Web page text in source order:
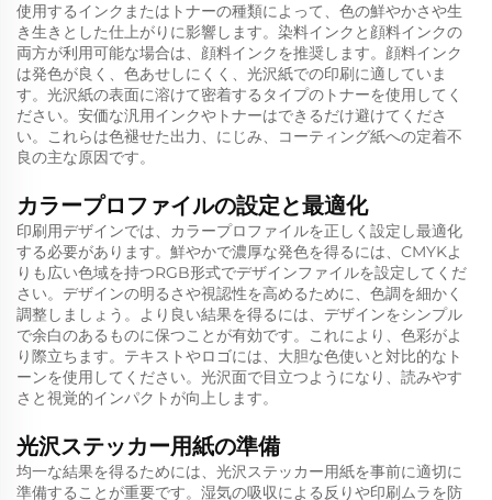
使用するインクまたはトナーの種類によって、色の鮮やかさや生
き生きとした仕上がりに影響します。染料インクと顔料インクの
両方が利用可能な場合は、顔料インクを推奨します。顔料インク
は発色が良く、色あせしにくく、光沢紙での印刷に適していま
す。光沢紙の表面に溶けて密着するタイプのトナーを使用してく
ださい。安価な汎用インクやトナーはできるだけ避けてくださ
い。これらは色褪せた出力、にじみ、コーティング紙への定着不
良の主な原因です。
カラープロファイルの設定と最適化
印刷用デザインでは、カラープロファイルを正しく設定し最適化
する必要があります。鮮やかで濃厚な発色を得るには、CMYKよ
りも広い色域を持つRGB形式でデザインファイルを設定してくだ
さい。デザインの明るさや視認性を高めるために、色調を細かく
調整しましょう。より良い結果を得るには、デザインをシンプル
で余白のあるものに保つことが有効です。これにより、色彩がよ
り際立ちます。テキストやロゴには、大胆な色使いと対比的なト
ーンを使用してください。光沢面で目立つようになり、読みやす
さと視覚的インパクトが向上します。
光沢ステッカー用紙の準備
均一な結果を得るためには、光沢ステッカー用紙を事前に適切に
準備することが重要です。湿気の吸収による反りや印刷ムラを防